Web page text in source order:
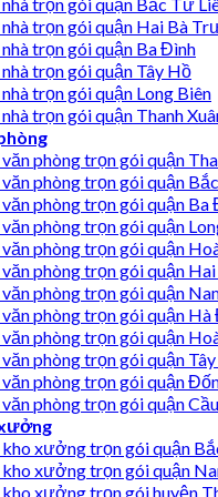
trọn gói quận Hai Bà
trọn gói quận Ba Đình
trọn gói quận Tây Hồ
trọn gói quận Long Biên
trọn gói quận Thanh
phòng trọn gói quận
phòng trọn gói quận
phòng trọn gói quận Ba
phòng trọn gói quận
phòng trọn gói quận
phòng trọn gói quận
phòng trọn gói quận
phòng trọn gói quận
phòng trọn gói quận
phòng trọn gói quận
văn phòng trọn gói quận
phòng trọn gói quận
kho xưởng trọn gói quận
kho xưởng trọn gói quận
kho xưởng trọn gói huyện